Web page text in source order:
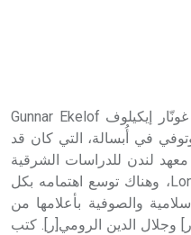
إيكيلوف (غونّار ـ) (1907 ـ 1968) غونّار إيكيلوف Gunnar Ekelof
في أُبسالة، التي كان قد
لندن للدراسات الشرقية
London School of Oriental Studies، وهناك توسع اهتمامه بكل
والصوفية بأعلامها من
وجلال الدين الرومي[ر]. كتب